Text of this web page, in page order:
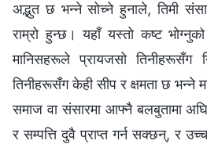
अद्भुत छ भन्ने सोच्ने हुनाले, तिमी
राम्रो हुन्छ। यहाँ यस्तो कष्ट
मानिसहरूले प्रायजसो तिनीहरूसँग
तिनीहरूसँग केही सीप र क्षमता छ भन्ने
समाज वा संसारमा आफ्नै बलबुतामा
र सम्पत्ति दुवै प्राप्त गर्न सक्छन्, र